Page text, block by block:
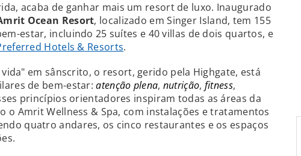
acaba de ganhar mais um resort de luxo. Inaugurado
Ocean Resort, localizado em Singer Island, tem 155
estar, incluindo 25 suítes e 40 villas de dois quartos, e
Hotels & Resorts.
em sânscrito, o resort, gerido pela Highgate, está
de bem-estar:atenção plena, nutrição, fitness,
princípios orientadores inspiram todas as áreas da
o Amrit Wellness & Spa, com instalações e tratamentos
quatro andares, os cinco restaurantes e os espaços